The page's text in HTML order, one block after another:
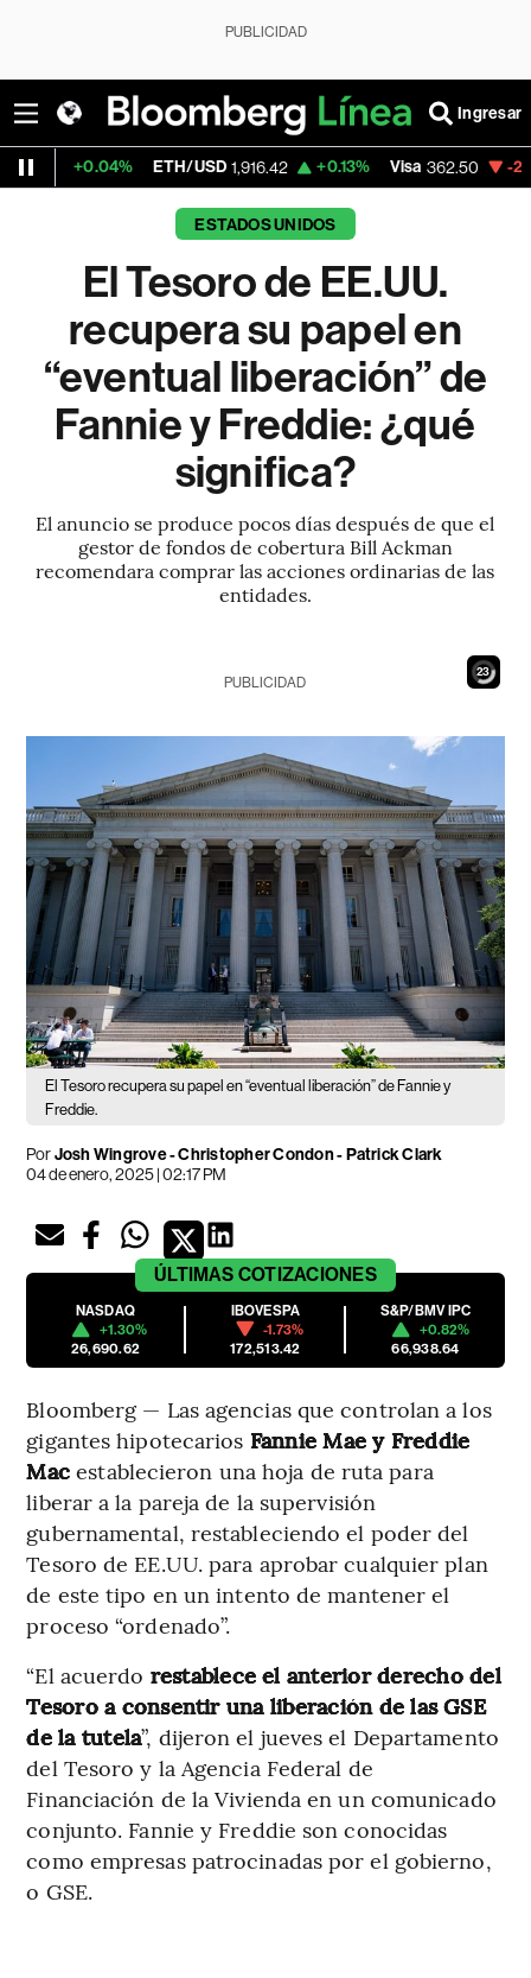
PUBLICIDAD
Ingresar
ETH/USD 1,916.42 +0.13% Visa 362.50 -2.15%
ESTADOS UNIDOS
El Tesoro de EE.UU.
recupera su papel en
“eventual liberación” de
Fannie y Freddie: ¿qué
significa?
El anuncio se produce pocos días después de que el
gestor de fondos de cobertura Bill Ackman
recomendara comprar las acciones ordinarias de las
entidades.
22
PUBLICIDAD
El Tesoro recupera su papel en “eventual liberación” de Fannie y
Freddie.
PorJosh Wingrove - Christopher Condon - Patrick Clark
04 de enero, 2025 | 02:17 PM
ÚLTIMAS COTIZACIONES
NASDAQ
+1.30%
26,690.62
IBOVESPA
-1.73%
172,513.42
S&P/BMV IPC
+0.82%
66,938.64
Bloomberg — Las agencias que controlan a los
gigantes hipotecarios Fannie Mae y Freddie
Mac establecieron una hoja de ruta para
liberar a la pareja de la supervisión
gubernamental, restableciendo el poder del
Tesoro de EE.UU. para aprobar cualquier plan
de este tipo en un intento de mantener el
proceso “ordenado”.
“El acuerdo restablece el anterior derecho del
Tesoro a consentir una liberación de las GSE
de la tutela”, dijeron el jueves el Departamento
del Tesoro y la Agencia Federal de
Financiación de la Vivienda en un comunicado
conjunto. Fannie y Freddie son conocidas
como empresas patrocinadas por el gobierno,
o GSE.